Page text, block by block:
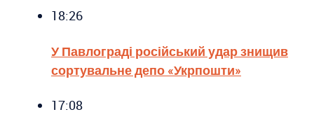
18:26
У Павлограді російський удар знищив
сортувальне депо «Укрпошти»
17:08